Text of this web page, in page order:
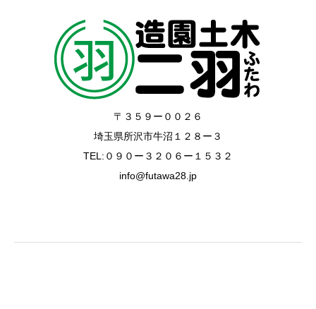
〒３５９ー００２６
埼玉県所沢市牛沼１２８ー３
TEL:０９０ー３２０６ー１５３２
info@futawa28.jp